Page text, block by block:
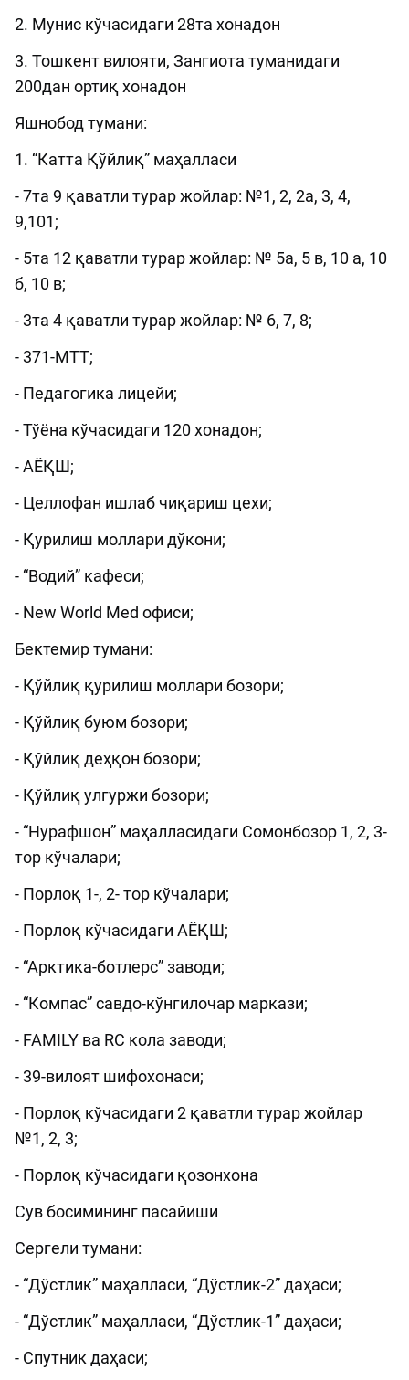
2. Мунис кўчасидаги 28та хонадон
3. Тошкент вилояти, Зангиота туманидаги
200дан ортиқ хонадон
Яшнобод тумани:
1. “Катта Қўйлиқ” маҳалласи
- 7та 9 қаватли турар жойлар: №1, 2, 2а, 3, 4,
9,101;
- 5та 12 қаватли турар жойлар: № 5а, 5 в, 10 а, 10
б, 10 в;
- 3та 4 қаватли турар жойлар: № 6, 7, 8;
- 371-МТТ;
- Педагогика лицейи;
- Тўёна кўчасидаги 120 хонадон;
- АЁҚШ;
- Целлофан ишлаб чиқариш цехи;
- Қурилиш моллари дўкони;
- “Водий” кафеси;
- New World Med офиси;
Бектемир тумани:
- Қўйлиқ қурилиш моллари бозори;
- Қўйлиқ буюм бозори;
- Қўйлиқ деҳқон бозори;
- Қўйлиқ улгуржи бозори;
- “Нурафшон” маҳалласидаги Сомонбозор 1, 2, 3-
тор кўчалари;
- Порлоқ 1-, 2- тор кўчалари;
- Порлоқ кўчасидаги АЁҚШ;
- “Арктика-ботлерс” заводи;
- “Компас” савдо-кўнгилочар маркази;
- FAMILY ва RC кола заводи;
- 39-вилоят шифохонаси;
- Порлоқ кўчасидаги 2 қаватли турар жойлар
№1, 2, 3;
- Порлоқ кўчасидаги қозонхона
Сув босимининг пасайиши
Сергели тумани:
- “Дўстлик” маҳалласи, “Дўстлик-2” даҳаси;
- “Дўстлик” маҳалласи, “Дўстлик-1” даҳаси;
- Спутник даҳаси;